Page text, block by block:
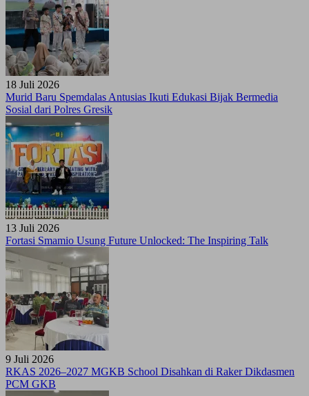
18 Juli 2026
Murid Baru Spemdalas Antusias Ikuti Edukasi Bijak Bermedia
Sosial dari Polres Gresik
13 Juli 2026
Fortasi Smamio Usung Future Unlocked: The Inspiring Talk
9 Juli 2026
RKAS 2026–2027 MGKB School Disahkan di Raker Dikdasmen
PCM GKB